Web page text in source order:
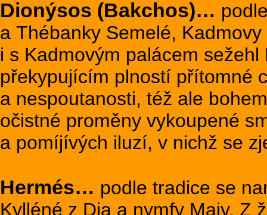
Dionýsos (Bakchos)…
a Thébanky Semelé,
i s Kadmovým palácem
překypujícím plností přítomné
a nespoutanosti, též ale
očistné proměny vykoupené
a pomíjívých iluzí, v nichž se
Hermés… podle tradice se
Kylléné z Dia a nymfy Maiy. Z